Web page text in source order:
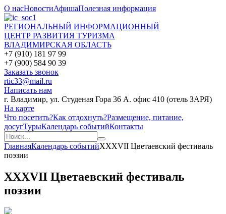
О насНовостиАфишаПолезная информация
РЕГИОНАЛЬНЫЙ ИНФОРМАЦИОННЫЙ
ЦЕНТР РАЗВИТИЯ ТУРИЗМА
ВЛАДИМИРСКАЯ ОБЛАСТЬ
+7 (910) 181 97 99
+7 (900) 584 90 39
Заказать звонок
rtic33@mail.ru
Написать нам
г. Владимир, ул. Студеная Гора 36 А. офис 410 (отель ЗАРЯ)
На карте
Что посетить?Как отдохнуть?Размещение, питание,
досугТурыКалендарь событийКонтакты
ГлавнаяКалендарь событийXXXVII Цветаевский фестиваль
поэзии
XXXVII Цветаевский фестиваль
поэзии